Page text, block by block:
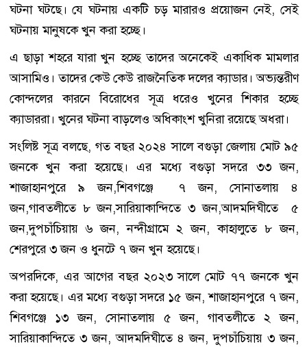
ঘটনা ঘটছে। যে ঘটনায় একটি চড় মারারও প্রয়োজন নেই, সেই
ঘটনায় মানুষকে খুন করা হচ্ছে।
এ ছাড়া শহরে যারা খুন হচ্ছে তাদের অনেকেই একাধিক মামলার
আসামিও। তাদের কেউ কেউ রাজনৈতিক দলের ক্যাডার। অভ্যন্তরীণ
কোন্দলের কারনে বিরোধের সূত্র ধরেও খুনের শিকার হচ্ছে
ক্যাডাররা। খুনের ঘটনা বাড়লেও অধিকাংশ খুনিরা রয়েছে অধরা।
সংলিষ্ট সূত্র বলছে, গত বছর ২০২৪ সালে বগুড়া জেলায় মোট ৯৫
জনকে খুন করা হয়েছে। এর মধ্যে বগুড়া সদরে ৩৩ জন,
শাজাহানপুরে ৯ জন,শিবগঞ্জে ৭ জন, সোনাতলায় ৪
জন,গাবতলীতে ৮ জন,সারিয়াকান্দিতে ৩ জন,আদমদিঘীতে ৫
জন,দুপচাঁচিয়ায় ৬ জন, নন্দীগ্রামে ২ জন, কাহালুতে ৮ জন,
শেরপুরে ৩ জন ও ধুনটে ৭ জন খুন হয়েছে।
অপরদিকে, এর আগের বছর ২০২৩ সালে মোট ৭৭ জনকে খুন
করা হয়েছে। এর মধ্যে বগুড়া সদরে ১৫ জন, শাজাহানপুরে ৭ জন,
শিবগঞ্জে ১৩ জন, সোনাতলায় ৫ জন, গাবতলীতে ২ জন,
সারিয়াকান্দিতে ৩ জন, আদমদিঘীতে ৪ জন, দুপচাঁচিয়ায় ৩ জন,